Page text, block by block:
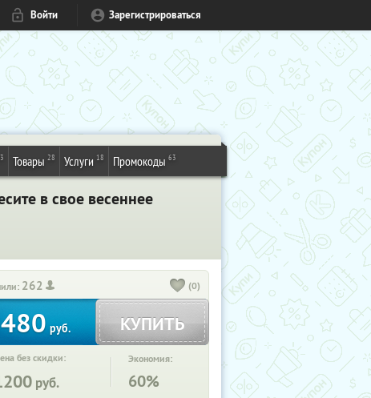
Войти Зарегистрироваться
Товары 28 Услуги 18 Промокоды 63
в свое весеннее
262 (0)
480 руб. КУПИТЬ
без скидки:
руб.
Экономия:
60%